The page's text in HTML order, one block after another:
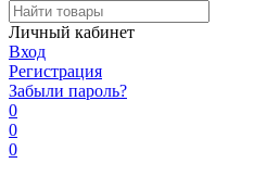
Личный кабинет
Вход
Регистрация
Забыли пароль?
0
0
0